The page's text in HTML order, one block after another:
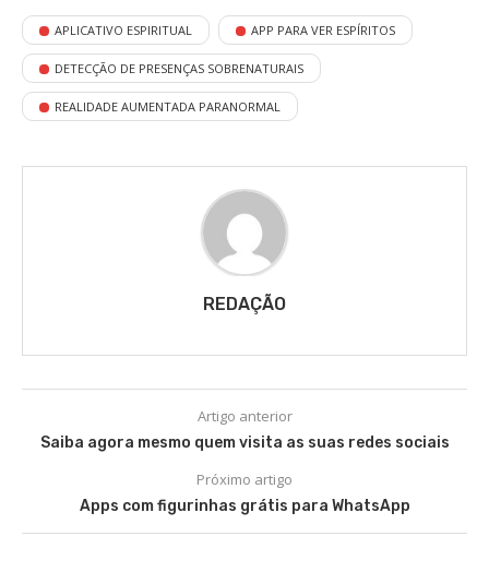
APLICATIVO ESPIRITUAL APP PARA VER ESPÍRITOS
DETECÇÃO DE PRESENÇAS SOBRENATURAIS
REALIDADE AUMENTADA PARANORMAL
REDAÇÃO
Artigo anterior
Saiba agora mesmo quem visita as suas redes sociais
Próximo artigo
Apps com figurinhas grátis para WhatsApp